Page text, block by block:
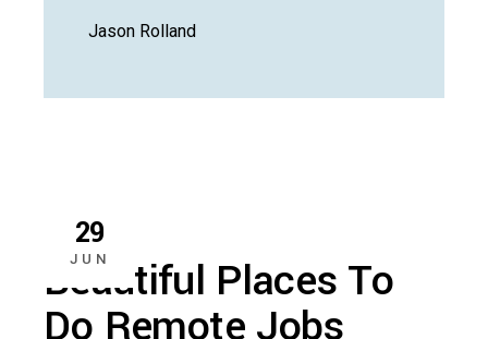
Jason Rolland
29
JUN
Beautiful Places To
Do Remote Jobs